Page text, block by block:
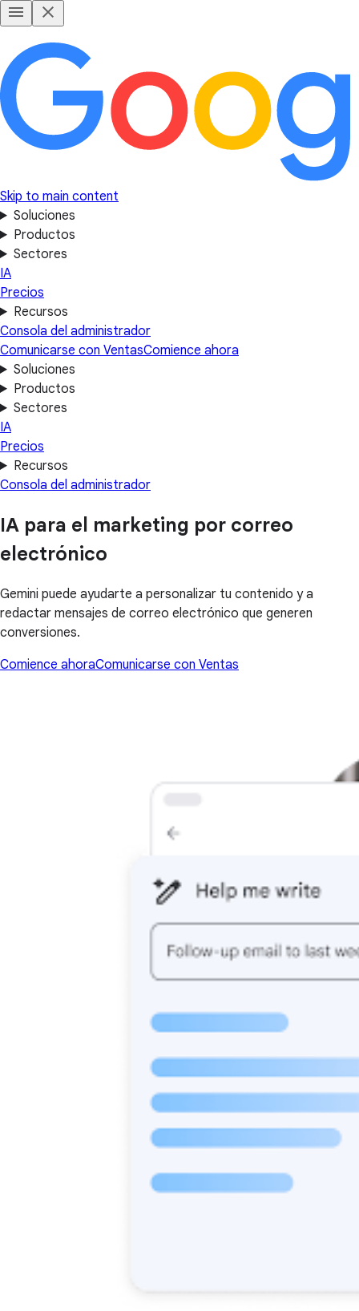
Skip to main content
Soluciones
Productos
Sectores
IA
Precios
Recursos
Consola del administrador
Comunicarse con VentasComience ahora
Soluciones
Productos
Sectores
IA
Precios
Recursos
Consola del administrador
IA para el marketing por correo
electrónico
Gemini puede ayudarte a personalizar tu contenido y a
redactar mensajes de correo electrónico que generen
conversiones.
Comience ahoraComunicarse con Ventas